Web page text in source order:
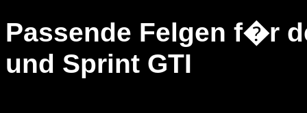
Passende Felgen f�r
und Sprint GTI